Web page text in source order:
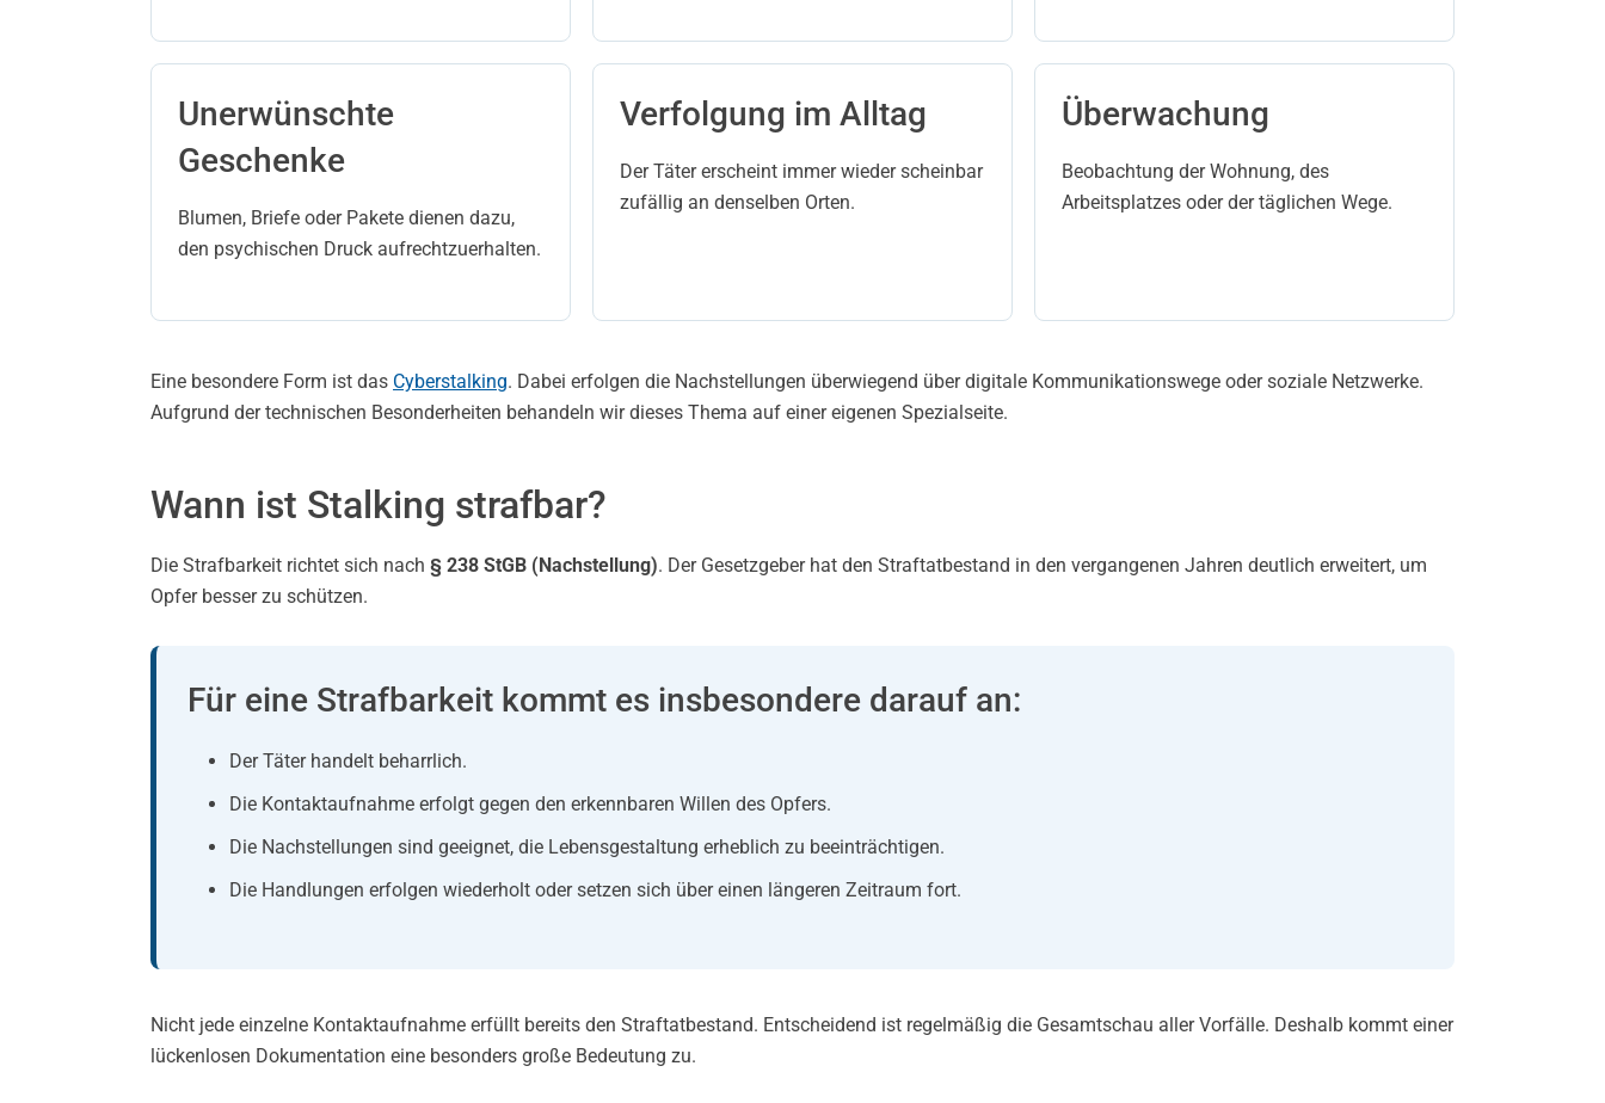
Unerwünschte
Geschenke
Blumen, Briefe oder Pakete dienen dazu,
den psychischen Druck aufrechtzuerhalten.
Verfolgung im Alltag
Der Täter erscheint immer wieder scheinbar
zufällig an denselben Orten.
Überwachung
Beobachtung der Wohnung, des
Arbeitsplatzes oder der täglichen Wege.
Eine besondere Form ist das Cyberstalking. Dabei erfolgen die Nachstellungen überwiegend über digitale Kommunikationswege oder soziale Netzwerke.
Aufgrund der technischen Besonderheiten behandeln wir dieses Thema auf einer eigenen Spezialseite.
Wann ist Stalking strafbar?
Die Strafbarkeit richtet sich nach § 238 StGB (Nachstellung). Der Gesetzgeber hat den Straftatbestand in den vergangenen Jahren deutlich erweitert, um
Opfer besser zu schützen.
Für eine Strafbarkeit kommt es insbesondere darauf an:
Der Täter handelt beharrlich.
Die Kontaktaufnahme erfolgt gegen den erkennbaren Willen des Opfers.
Die Nachstellungen sind geeignet, die Lebensgestaltung erheblich zu beeinträchtigen.
Die Handlungen erfolgen wiederholt oder setzen sich über einen längeren Zeitraum fort.
Nicht jede einzelne Kontaktaufnahme erfüllt bereits den Straftatbestand. Entscheidend ist regelmäßig die Gesamtschau aller Vorfälle. Deshalb kommt einer
lückenlosen Dokumentation eine besonders große Bedeutung zu.